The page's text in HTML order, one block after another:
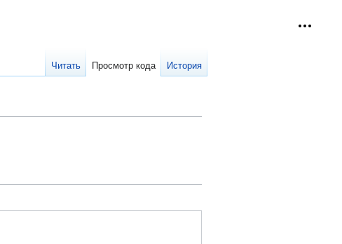
Читать Просмотр кода История